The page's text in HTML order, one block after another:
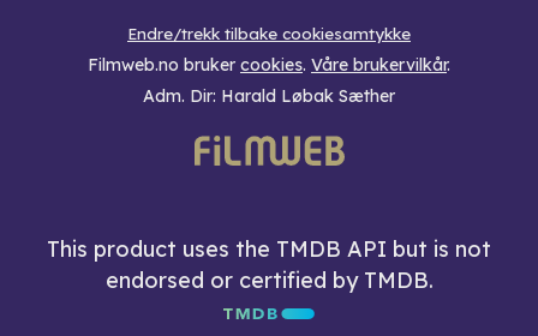
Endre/trekk tilbake cookiesamtykke
Filmweb.no bruker cookies. Våre brukervilkår.
Adm. Dir: Harald Løbak Sæther
This product uses the TMDB API but is not
endorsed or certified by TMDB.